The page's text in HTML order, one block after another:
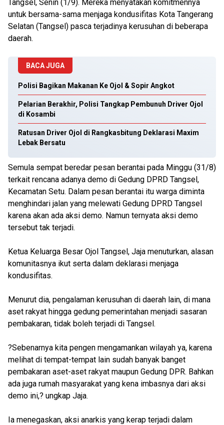
Tangsel, Senin (1/9). Mereka menyatakan komitmennya
untuk bersama-sama menjaga kondusifitas Kota Tangerang
Selatan (Tangsel) pasca terjadinya kerusuhan di beberapa
daerah.
BACA JUGA
Polisi Bagikan Makanan Ke Ojol & Sopir Angkot
Pelarian Berakhir, Polisi Tangkap Pembunuh Driver Ojol
di Kosambi
Ratusan Driver Ojol di Rangkasbitung Deklarasi Maxim
Lebak Bersatu
Semula sempat beredar pesan berantai pada Minggu (31/8)
terkait rencana adanya demo di Gedung DPRD Tangsel,
Kecamatan Setu. Dalam pesan berantai itu warga diminta
menghindari jalan yang melewati Gedung DPRD Tangsel
karena akan ada aksi demo. Namun ternyata aksi demo
tersebut tak terjadi.
Ketua Keluarga Besar Ojol Tangsel, Jaja menuturkan, alasan
komunitasnya ikut serta dalam deklarasi menjaga
kondusifitas.
Menurut dia, pengalaman kerusuhan di daerah lain, di mana
aset rakyat hingga gedung pemerintahan menjadi sasaran
pembakaran, tidak boleh terjadi di Tangsel.
?Sebenarnya kita pengen mengamankan wilayah ya, karena
melihat di tempat-tempat lain sudah banyak banget
pembakaran aset-aset rakyat maupun Gedung DPR. Bahkan
ada juga rumah masyarakat yang kena imbasnya dari aksi
demo ini,? ungkap Jaja.
Ia menegaskan, aksi anarkis yang kerap terjadi dalam